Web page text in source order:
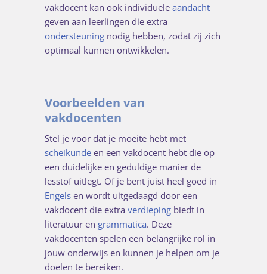
vakdocent kan ook individuele aandacht
geven aan leerlingen die extra
ondersteuning nodig hebben, zodat zij zich
optimaal kunnen ontwikkelen.
Voorbeelden van
vakdocenten
Stel je voor dat je moeite hebt met
scheikunde en een vakdocent hebt die op
een duidelijke en geduldige manier de
lesstof uitlegt. Of je bent juist heel goed in
Engels en wordt uitgedaagd door een
vakdocent die extra verdieping biedt in
literatuur en grammatica. Deze
vakdocenten spelen een belangrijke rol in
jouw onderwijs en kunnen je helpen om je
doelen te bereiken.